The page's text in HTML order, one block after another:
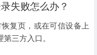
失败怎么办？
复页，或在可信设备上
三方入口。